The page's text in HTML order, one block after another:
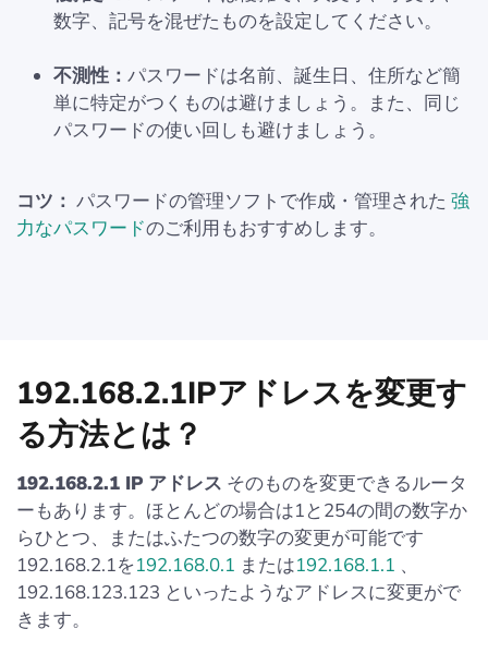
数字、記号を混ぜたものを設定してください。
不測性： パスワードは名前、誕生日、住所など簡
単に特定がつくものは避けましょう。また、同じ
パスワードの使い回しも避けましょう。
コツ： パスワードの管理ソフトで作成・管理された 強
力なパスワードのご利用もおすすめします。
192.168.2.1IPアドレスを変更す
る方法とは？
192.168.2.1 IP アドレス そのものを変更できるルータ
ーもあります。ほとんどの場合は1と254の間の数字か
らひとつ、またはふたつの数字の変更が可能です
192.168.2.1を192.168.0.1 または192.168.1.1 、
192.168.123.123 といったようなアドレスに変更がで
きます。